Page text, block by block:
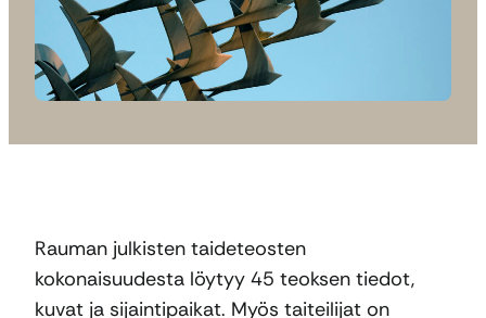
Rauman julkisten taideteosten
kokonaisuudesta löytyy 45 teoksen tiedot,
kuvat ja sijaintipaikat. Myös taiteilijat on